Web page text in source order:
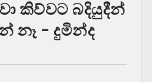
කිව්වට බදියුදීන්
නෑ – දුමින්ද